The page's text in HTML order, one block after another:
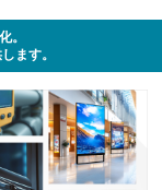
。
ます。